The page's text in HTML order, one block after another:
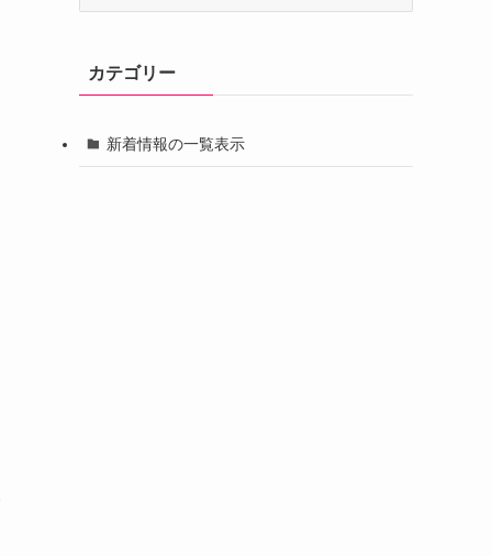
ブカテゴリー
新着情報の一覧表示